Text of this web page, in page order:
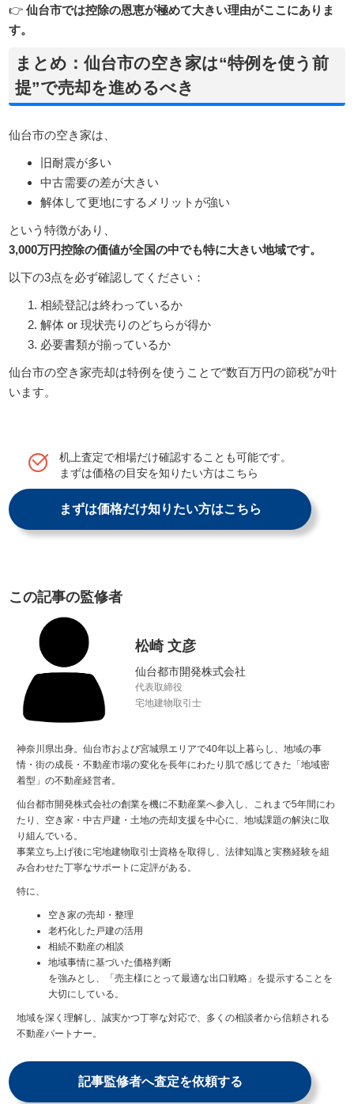
👉仙台市では控除の恩恵が極めて大きい理由がここにありま
す。
まとめ：仙台市の空き家は“特例を使う前
提”で売却を進めるべき
仙台市の空き家は、
旧耐震が多い
中古需要の差が大きい
解体して更地にするメリットが強い
という特徴があり、
3,000万円控除の価値が全国の中でも特に大きい地域です。
以下の3点を必ず確認してください：
相続登記は終わっているか
解体 or 現状売りのどちらが得か
必要書類が揃っているか
仙台市の空き家売却は特例を使うことで“数百万円の節税”が叶
います。
机上査定で相場だけ確認することも可能です。
まずは価格の目安を知りたい方はこちら
まずは価格だけ知りたい方はこちら
この記事の監修者
松崎 文彦
仙台都市開発株式会社
代表取締役
宅地建物取引士
神奈川県出身。仙台市および宮城県エリアで40年以上暮らし、地域の事
情・街の成長・不動産市場の変化を長年にわたり肌で感じてきた「地域密
着型」の不動産経営者。
仙台都市開発株式会社の創業を機に不動産業へ参入し、これまで5年間にわ
たり、空き家・中古戸建・土地の売却支援を中心に、地域課題の解決に取
り組んでいる。
事業立ち上げ後に宅地建物取引士資格を取得し、法律知識と実務経験を組
み合わせた丁寧なサポートに定評がある。
特に、
空き家の売却・整理
老朽化した戸建の活用
相続不動産の相談
地域事情に基づいた価格判断
を強みとし、「売主様にとって最適な出口戦略」を提示することを
大切にしている。
地域を深く理解し、誠実かつ丁寧な対応で、多くの相談者から信頼される
不動産パートナー。
記事監修者へ査定を依頼する